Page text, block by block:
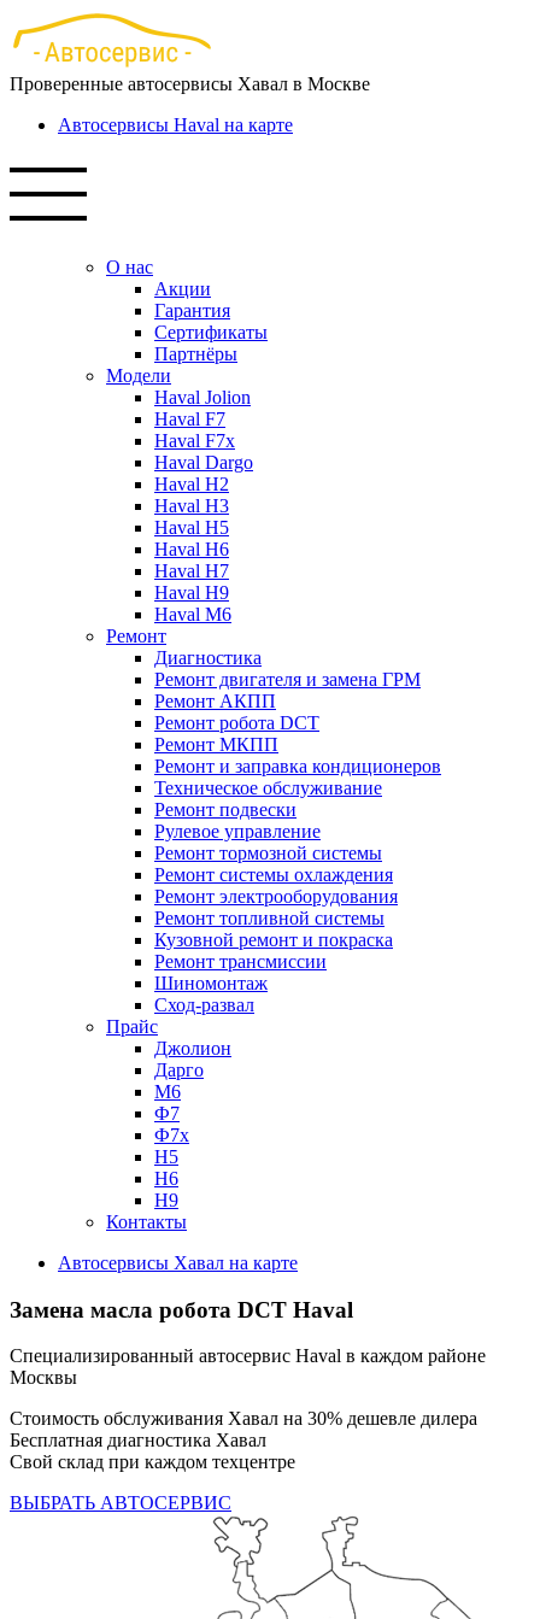
Перейти
к
основному
содержанию
Проверенные автосервисы Хавал в Москве
Автосервисы Haval на карте
О нас
Акции
Гарантия
Сертификаты
Партнёры
Модели
Haval Jolion
Haval F7
Haval F7x
Haval Dargo
Haval H2
Haval H3
Haval H5
Haval H6
Haval H7
Haval H9
Haval M6
Ремонт
Диагностика
Ремонт двигателя и замена ГРМ
Ремонт АКПП
Ремонт робота DCT
Ремонт МКПП
Ремонт и заправка кондиционеров
Техническое обслуживание
Ремонт подвески
Рулевое управление
Ремонт тормозной системы
Ремонт системы охлаждения
Ремонт электрооборудования
Ремонт топливной системы
Кузовной ремонт и покраска
Ремонт трансмиссии
Шиномонтаж
Сход-развал
Прайс
Джолион
Дарго
М6
Ф7
Ф7х
Н5
Н6
Н9
Контакты
Автосервисы Хавал на карте
Замена масла робота DCT Haval
Специализированный автосервис Haval в каждом районе
Москвы
Стоимость обслуживания Хавал на 30% дешевле дилера
Бесплатная диагностика Хавал
Свой склад при каждом техцентре
ВЫБРАТЬ АВТОСЕРВИС